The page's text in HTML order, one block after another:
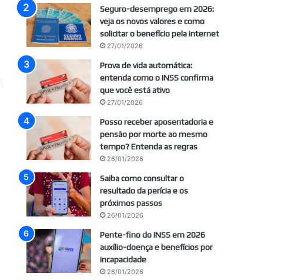
Seguro-desemprego em 2026:
veja os novos valores e como
solicitar o benefício pela internet
27/01/2026
Prova de vida automática:
entenda como o INSS confirma
que você está ativo
27/01/2026
Posso receber aposentadoria e
pensão por morte ao mesmo
tempo? Entenda as regras
26/01/2026
Saiba como consultar o
resultado da perícia e os
próximos passos
26/01/2026
Pente-fino do INSS em 2026
auxílio-doença e benefícios por
incapacidade
26/01/2026